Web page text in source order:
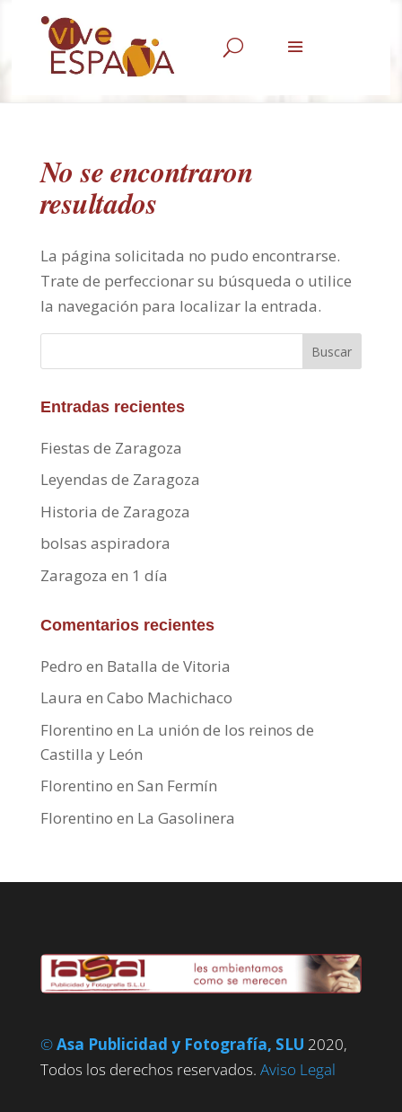
U
No se encontraron
resultados
La página solicitada no pudo encontrarse.
Trate de perfeccionar su búsqueda o utilice
la navegación para localizar la entrada.
Buscar
Entradas recientes
Fiestas de Zaragoza
Leyendas de Zaragoza
Historia de Zaragoza
bolsas aspiradora
Zaragoza en 1 día
Comentarios recientes
Pedro en Batalla de Vitoria
Laura en Cabo Machichaco
Florentino en La unión de los reinos de
Castilla y León
Florentino en San Fermín
Florentino en La Gasolinera
©Asa Publicidad y Fotografía, SLU 2020,
Todos los derechos reservados. Aviso Legal